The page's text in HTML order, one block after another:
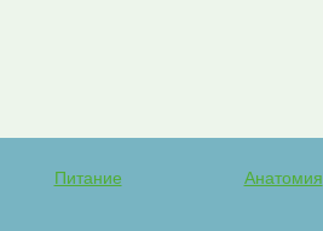
Питание Анатомия